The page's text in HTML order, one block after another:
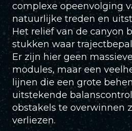
complexe opeenvolging
natuurlijke treden en
Het reliëf van de canyon
stukken waar
Er zijn hier geen
modules, maar een
lijnen die een grote
uitstekende
obstakels te overwinnen
verliezen.